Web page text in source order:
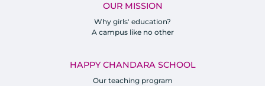
OUR MISSION
Why girls' education?
A campus like no other
HAPPY CHANDARA SCHOOL
Our teaching program